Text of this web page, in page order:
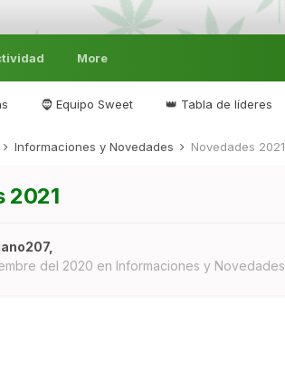
🧔 Equipo Sweet 👑 Tabla de líderes
More
Informaciones y Novedades Novedades 2021
2021
,
del 2020 en Informaciones y Novedades